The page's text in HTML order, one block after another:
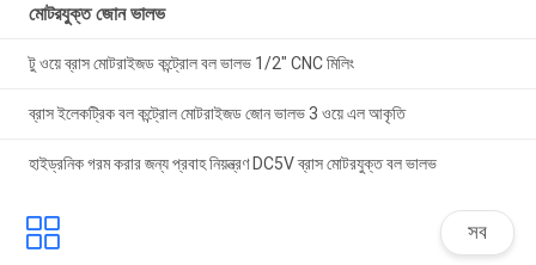
মোটরযুক্ত জোন ভালভ
টু ওয়ে ব্রাস মোটরাইজড কন্ট্রোল বল ভালভ 1/2" CNC মিলিং
ব্রাস ইলেকট্রিক বল কন্ট্রোল মোটরাইজড জোন ভালভ 3 ওয়ে এল আকৃতি
হাইড্রনিক গরম করার জন্য প্রবাহ নিয়ন্ত্রণ DC5V ব্রাস মোটরযুক্ত বল ভালভ
সব